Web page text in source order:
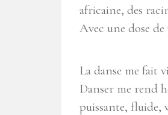
africaine, des
Avec une dose
La danse me fait
Danser me rend
puissante, fluide,